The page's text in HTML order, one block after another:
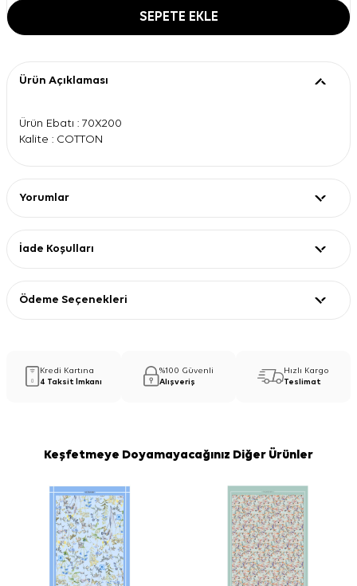
SEPETE EKLE
Ürün Açıklaması
Ürün Ebatı : 70X200
Kalite : COTTON
Yorumlar
İade Koşulları
Ödeme Seçenekleri
Kredi Kartına
4 Taksit İmkanı
%100 Güvenli
Alışveriş
Hızlı Kargo
Teslimat
Keşfetmeye Doyamayacağınız Diğer Ürünler